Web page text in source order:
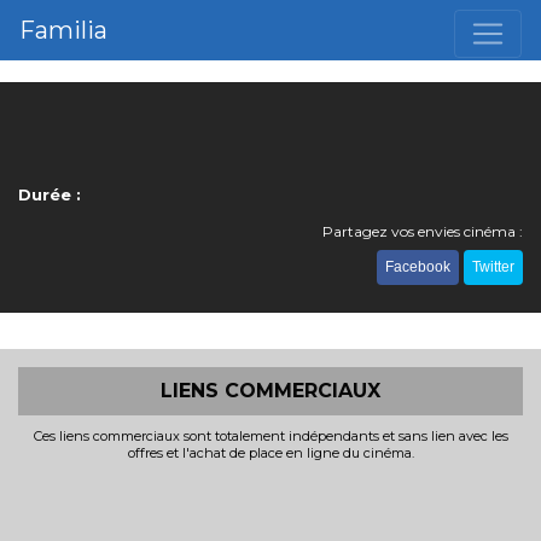
Familia
Durée :
Partagez vos envies cinéma :
Facebook Twitter
LIENS COMMERCIAUX
Ces liens commerciaux sont totalement indépendants et sans lien avec les
offres et l'achat de place en ligne du cinéma.